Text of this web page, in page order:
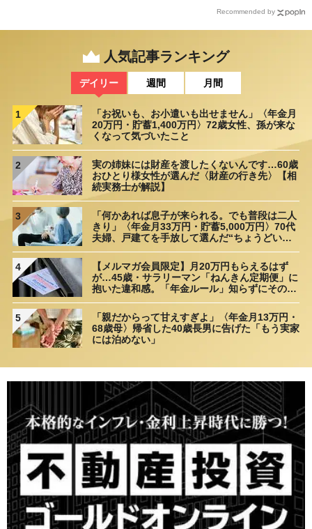
Recommended by
人気記事ランキング
デイリー 週間 月間
1
「お祝いも、お小遣いも出せません」〈年金月
20万円・貯蓄1,400万円〉72歳女性、孫が来な
くなって気づいたこと
2
実の姉妹には財産を渡したくないんです…60歳
おひとり様女性が選んだ〈財産の行き先〉【相
続実務士が解説】
3
「何かあれば息子が来られる。でも普段は二人
きり」〈年金月33万円・貯蓄5,000万円〉70代
夫婦、戸建てを手放して選んだ“ちょうどいい
4
【メルマガ会員限定】月20万円もらえるはず
が…45歳・サラリーマン「ねんきん定期便」に
抱いた違和感。「年金ルール」知らずにそのま
然「何かの間違いでは？」
5
「親だからって甘えすぎよ」〈年金月13万円・
68歳母〉帰省した40歳長男に告げた「もう実家
には泊めない」